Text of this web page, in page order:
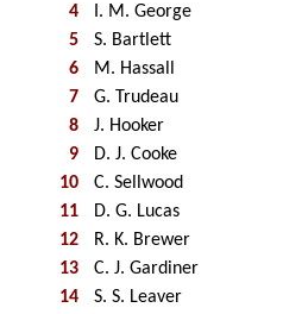
4
I. M. George
5
S. Bartlett
6
M. Hassall
7
G. Trudeau
8
J. Hooker
9
D. J. Cooke
10
C. Sellwood
11
D. G. Lucas
12
R. K. Brewer
13
C. J. Gardiner
14
S. S. Leaver